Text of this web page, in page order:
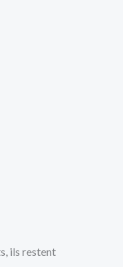
ils restent